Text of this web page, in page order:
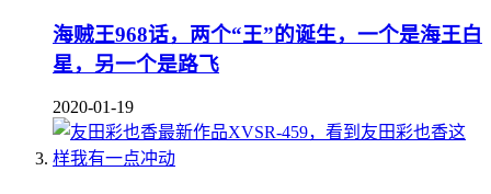
海贼王968话，两个“王”的诞生，一个是海王白
星，另一个是路飞
2020-01-19